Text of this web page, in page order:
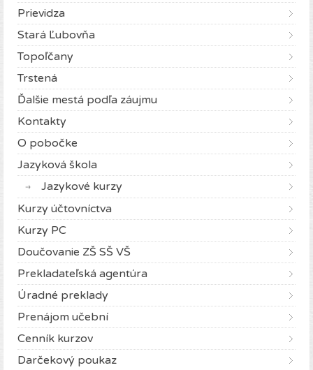
Prievidza
Stará Ľubovňa
Topoľčany
Trstená
Ďalšie mestá podľa záujmu
Kontakty
O pobočke
Jazyková škola
Jazykové kurzy
Kurzy účtovníctva
Kurzy PC
Doučovanie ZŠ SŠ VŠ
Prekladateľská agentúra
Úradné preklady
Prenájom učební
Cenník kurzov
Darčekový poukaz